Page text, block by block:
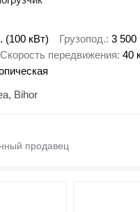
(100 кВт) Грузопод. 3 500
Скорость передвижения 40
Bihor